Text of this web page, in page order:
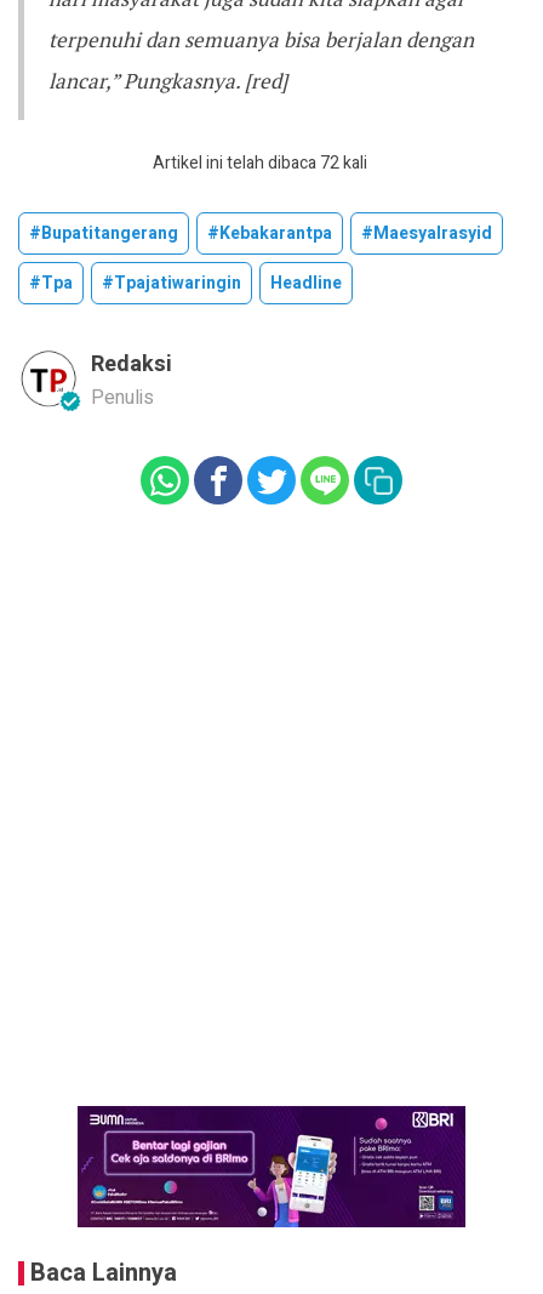
terpenuhi dan semuanya bisa berjalan dengan
lancar,” Pungkasnya. [red]
Artikel ini telah dibaca 72 kali
#bupatitangerang #kebakarantpa
#maesyalrasyid
#tpa
#tpajatiwaringin Headline
Redaksi
Penulis
Baca Lainnya